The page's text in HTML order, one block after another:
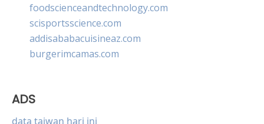
foodscienceandtechnology.com
scisportsscience.com
addisababacuisineaz.com
burgerimcamas.com
ADS
data taiwan hari ini